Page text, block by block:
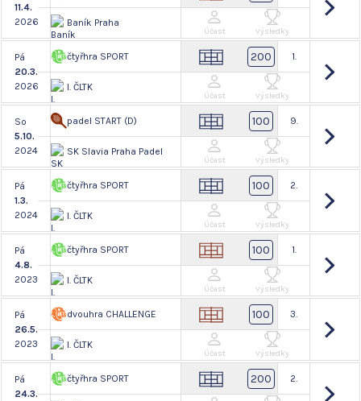
11.4.
2026
Baník Praha
Účast Výsledky
Pá
20.3.
2026
čtyřhra SPORT
I. ČLTK
200 1.
Účast Výsledky
So
5.10.
2024
padel START (D)
SK Slavia Praha Padel
100 9.
Účast Výsledky
Pá
1.3.
2024
čtyřhra SPORT
I. ČLTK
100 2.
Účast Výsledky
Pá
4.8.
2023
čtyřhra SPORT
I. ČLTK
100 1.
Účast Výsledky
Pá
26.5.
2023
dvouhra CHALLENGE
I. ČLTK
100 3.
Účast Výsledky
Pá
24.3.
čtyřhra SPORT 200 2.